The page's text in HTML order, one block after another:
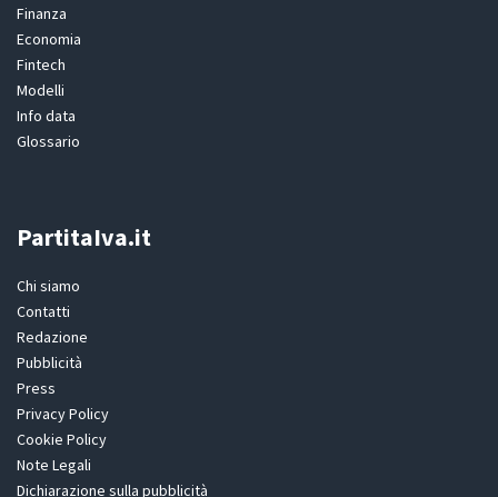
Finanza
Economia
Fintech
Modelli
Info data
Glossario
PartitaIva.it
Chi siamo
Contatti
Redazione
Pubblicità
Press
Privacy Policy
Cookie Policy
Note Legali
Dichiarazione sulla pubblicità